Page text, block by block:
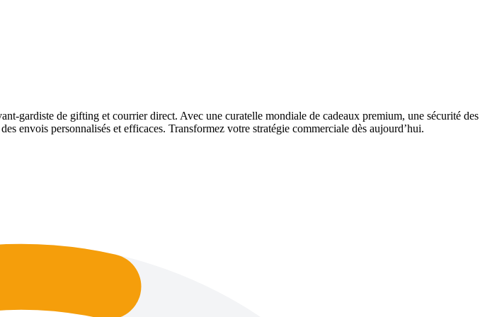
gardiste de gifting et courrier direct. Avec une curatelle mondiale de cadeaux premium, une sécurité des
envois personnalisés et efficaces. Transformez votre stratégie commerciale dès aujourd’hui.